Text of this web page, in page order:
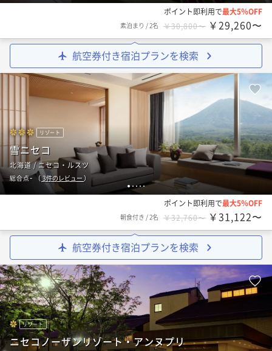
ポイント即利用で最大5％OFF
素泊まり /2名 ￥30,800〜 ￥29,260〜
航空券付き宿泊プランを検索
12345
リゾート
雪ニセコ
北海道 / ニセコ・ルスツ
総合点- （3件のレビュー）
ポイント即利用で最大5％OFF
朝食付き /2名 ￥32,760〜 ￥31,122〜
航空券付き宿泊プランを検索
リゾート
ニセコノーザンリゾート・アンヌプリ